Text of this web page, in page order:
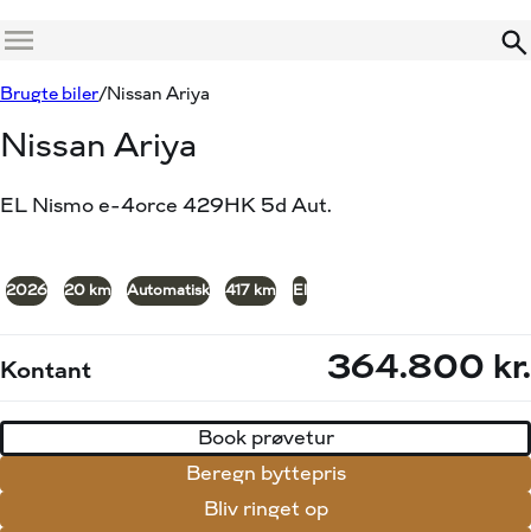
Menu
Brugte biler Nissan Ariya
Nissan Ariya
EL Nismo e-4orce 429HK 5d Aut.
2026 20 km Automatisk 417 km El
Kontant 364.800 kr.
Book prøvetur
Beregn byttepris
Bliv ringet op